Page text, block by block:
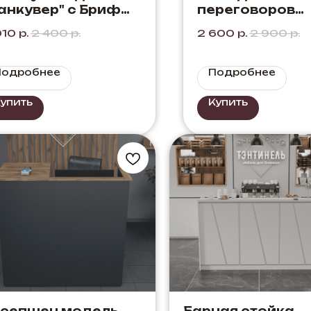
с Бриф
Элисон + Серый
р. 2 400 р.
переговоров
Белый +
2 600 р. 2 900 р.
Подробнее
Купить